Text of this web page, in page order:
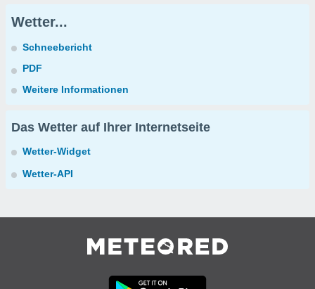
Wetter...
Schneebericht
PDF
Weitere Informationen
Das Wetter auf Ihrer Internetseite
Wetter-Widget
Wetter-API